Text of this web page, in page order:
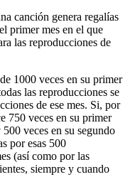
canción genera regalías
primer mes en el que
las reproducciones de
1000 veces en su primer
las reproducciones se
de ese mes. Si, por
750 veces en su primer
veces en su segundo
por esas 500
(así como por las
siempre y cuando